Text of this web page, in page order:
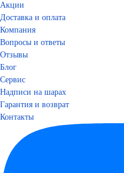
Акции
Доставка и оплата
Компания
Вопросы и ответы
Отзывы
Блог
Сервис
Надписи на шарах
Гарантия и возврат
Контакты